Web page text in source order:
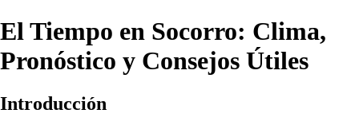
El Tiempo en Socorro: Clima,
Pronóstico y Consejos Útiles
Introducción